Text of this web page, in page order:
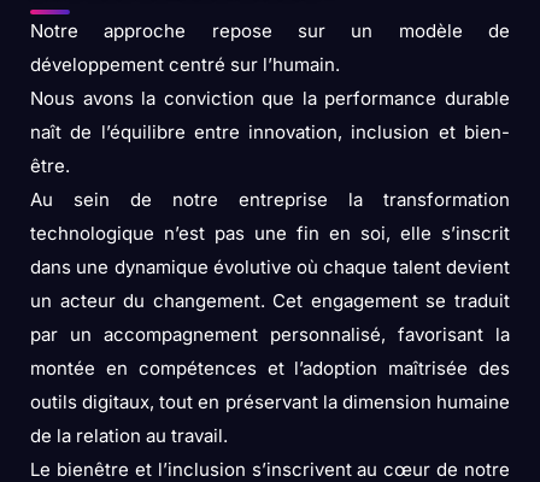
Notre approche repose sur un modèle de
développement centré sur l’humain.
Nous avons la conviction que la performance durable
naît de l’équilibre entre innovation, inclusion et bien-
être.
Au sein de notre entreprise la transformation
technologique n’est pas une fin en soi, elle s’inscrit
dans une dynamique évolutive où chaque talent devient
un acteur du changement. Cet engagement se traduit
par un accompagnement personnalisé, favorisant la
montée en compétences et l’adoption maîtrisée des
outils digitaux, tout en préservant la dimension humaine
de la relation au travail.
Le bienêtre et l’inclusion s’inscrivent au cœur de notre